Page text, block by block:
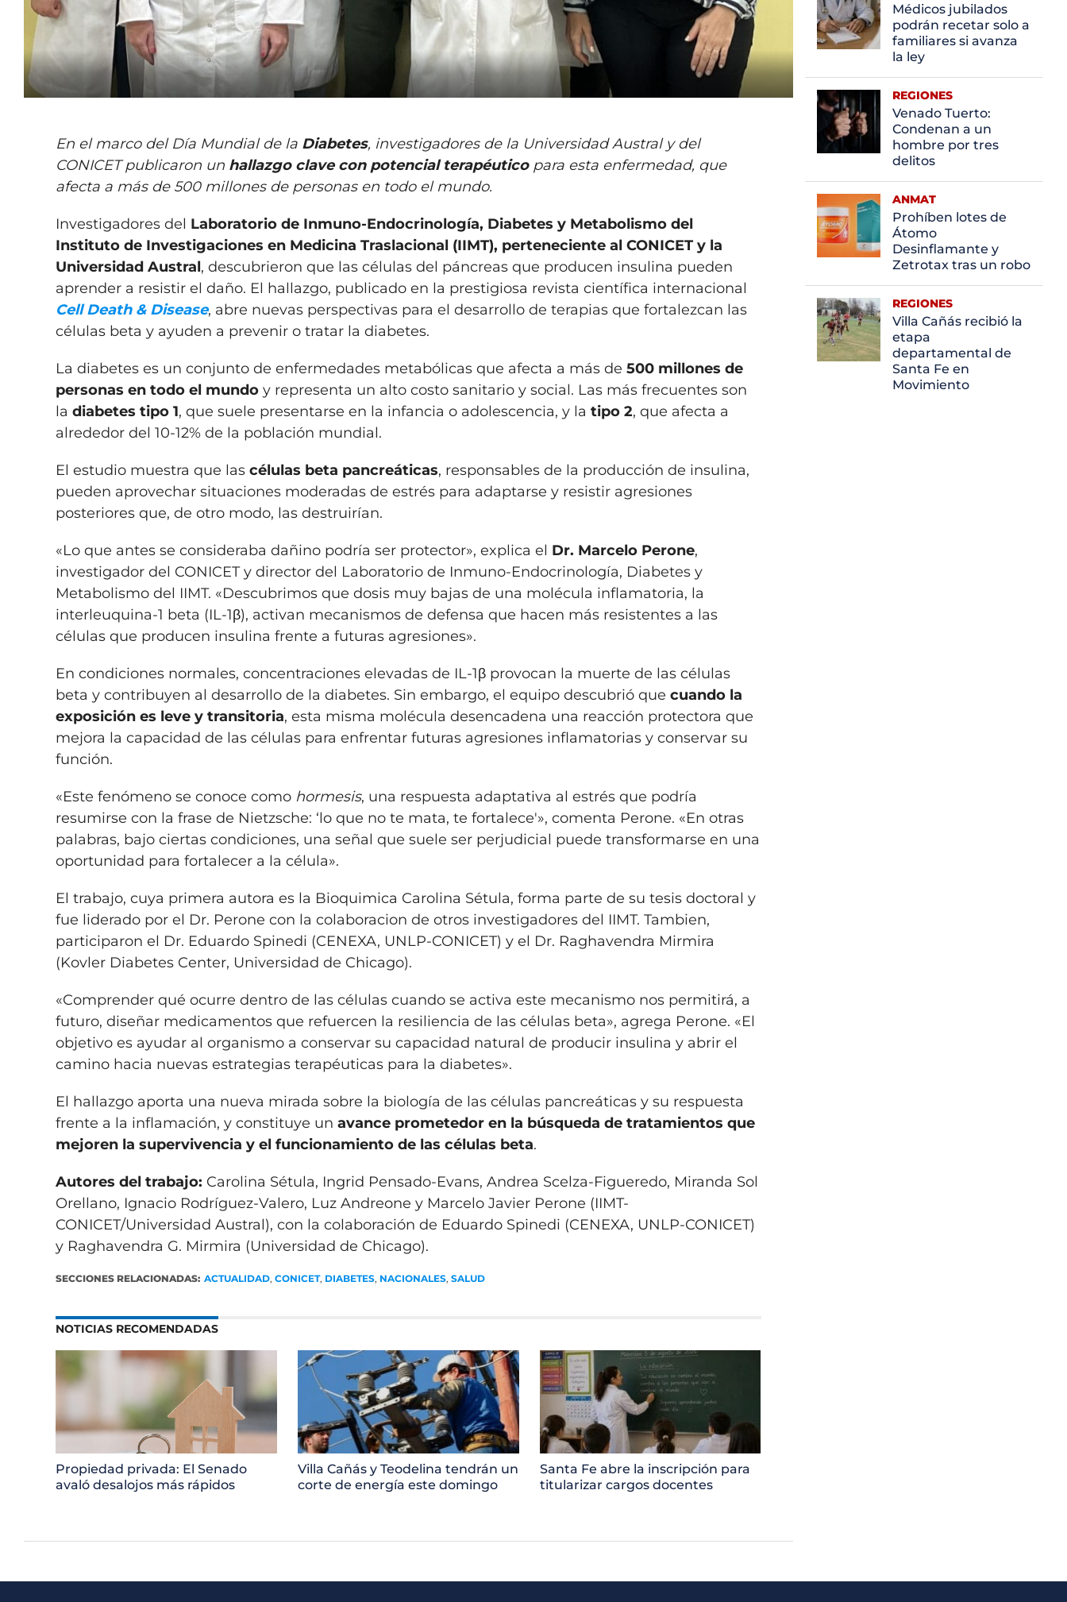
En el marco del Día Mundial de la Diabetes, investigadores de la Universidad Austral y del
CONICET publicaron un hallazgo clave con potencial terapéutico para esta enfermedad, que
afecta a más de 500 millones de personas en todo el mundo.
Investigadores del Laboratorio de Inmuno-Endocrinología, Diabetes y Metabolismo del
Instituto de Investigaciones en Medicina Traslacional (IIMT), perteneciente al CONICET y la
Universidad Austral, descubrieron que las células del páncreas que producen insulina pueden
aprender a resistir el daño. El hallazgo, publicado en la prestigiosa revista científica internacional
Cell Death & Disease, abre nuevas perspectivas para el desarrollo de terapias que fortalezcan las
células beta y ayuden a prevenir o tratar la diabetes.
La diabetes es un conjunto de enfermedades metabólicas que afecta a más de500 millones de
personas en todo el mundo y representa un alto costo sanitario y social. Las más frecuentes son
ladiabetes tipo 1, que suele presentarse en la infancia o adolescencia, y latipo 2, que afecta a
alrededor del 10-12% de la población mundial.
El estudio muestra que lascélulas beta pancreáticas, responsables de la producción de insulina,
pueden aprovechar situaciones moderadas de estrés para adaptarse y resistir agresiones
posteriores que, de otro modo, las destruirían.
«Lo que antes se consideraba dañino podría ser protector», explica el Dr. Marcelo Perone,
investigador del CONICET y director del Laboratorio de Inmuno-Endocrinología, Diabetes y
Metabolismo del IIMT. «Descubrimos que dosis muy bajas de una molécula inflamatoria, la
interleuquina-1 beta (IL-1β), activan mecanismos de defensa que hacen más resistentes a las
células que producen insulina frente a futuras agresiones».
En condiciones normales, concentraciones elevadas de IL-1β provocan la muerte de las células
beta y contribuyen al desarrollo de la diabetes. Sin embargo, el equipo descubrió quecuando la
exposición es leve y transitoria, esta misma molécula desencadena una reacción protectora que
mejora la capacidad de las células para enfrentar futuras agresiones inflamatorias y conservar su
función.
«Este fenómeno se conoce como hormesis, una respuesta adaptativa al estrés que podría
resumirse con la frase de Nietzsche: ‘lo que no te mata, te fortalece'», comenta Perone. «En otras
palabras, bajo ciertas condiciones, una señal que suele ser perjudicial puede transformarse en una
oportunidad para fortalecer a la célula».
El trabajo, cuya primera autora es la Bioquimica Carolina Sétula, forma parte de su tesis doctoral y
fue liderado por el Dr. Perone con la colaboracion de otros investigadores del IIMT. Tambien,
participaron el Dr. Eduardo Spinedi (CENEXA, UNLP-CONICET) y el Dr. Raghavendra Mirmira
(Kovler Diabetes Center, Universidad de Chicago).
«Comprender qué ocurre dentro de las células cuando se activa este mecanismo nos permitirá, a
futuro, diseñar medicamentos que refuercen la resiliencia de las células beta», agrega Perone. «El
objetivo es ayudar al organismo a conservar su capacidad natural de producir insulina y abrir el
camino hacia nuevas estrategias terapéuticas para la diabetes».
El hallazgo aporta una nueva mirada sobre la biología de las células pancreáticas y su respuesta
frente a la inflamación, y constituye unavance prometedor en la búsqueda de tratamientos que
mejoren la supervivencia y el funcionamiento de las células beta.
Autores del trabajo: Carolina Sétula, Ingrid Pensado-Evans, Andrea Scelza-Figueredo, Miranda Sol
Orellano, Ignacio Rodríguez-Valero, Luz Andreone y Marcelo Javier Perone (IIMT-
CONICET/Universidad Austral), con la colaboración de Eduardo Spinedi (CENEXA, UNLP-CONICET)
y Raghavendra G. Mirmira (Universidad de Chicago).
SECCIONES RELACIONADAS: ACTUALIDAD,CONICET, DIABETES, NACIONALES,SALUD
NOTICIAS RECOMENDADAS
Propiedad privada: El Senado
avaló desalojos más rápidos
Villa Cañás y Teodelina tendrán un
corte de energía este domingo
Santa Fe abre la inscripción para
titularizar cargos docentes
Médicos jubilados
podrán recetar solo a
familiares si avanza
la ley
REGIONES
Venado Tuerto:
Condenan a un
hombre por tres
delitos
ANMAT
Prohíben lotes de
Átomo
Desinflamante y
Zetrotax tras un robo
REGIONES
Villa Cañás recibió la
etapa
departamental de
Santa Fe en
Movimiento